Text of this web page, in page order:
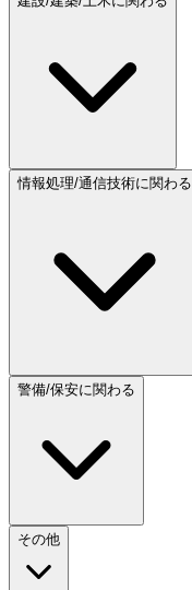
情報処理/通信技術に関わる
警備/保安に関わる
その他